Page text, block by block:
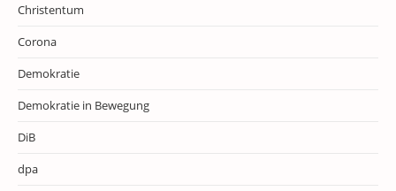
Christentum
Corona
Demokratie
Demokratie in Bewegung
DiB
dpa